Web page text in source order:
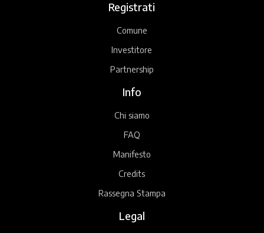
Registrati
Comune
Investitore
Partnership
Info
Chi siamo
FAQ
Manifesto
Credits
Rassegna Stampa
Legal